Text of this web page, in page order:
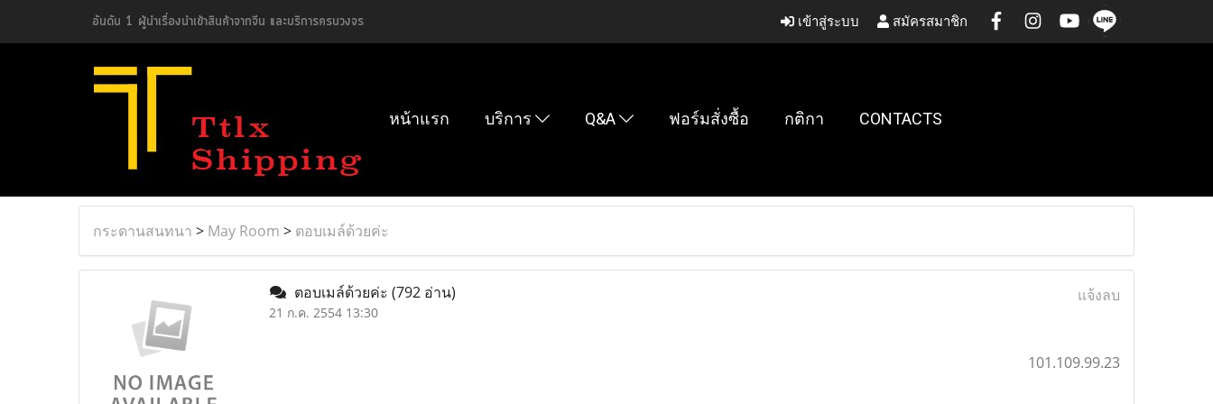
อันดับ 1 ผู้นำเรื่องนำเข้าสินค้าจากจีน และบริการครบวงจร เข้าสู่ระบบ สมัครสมาชิก
หน้าแรก บริการ Q&A ฟอร์มสั่งซื้อ กติกา CONTACTS
กระดานสนทนา > May Room > ตอบเมล์ด้วยค่ะ
ตอบเมล์ด้วยค่ะ (792 อ่าน)
21 ก.ค. 2554 13:30
แจ้งลบ
101.109.99.23